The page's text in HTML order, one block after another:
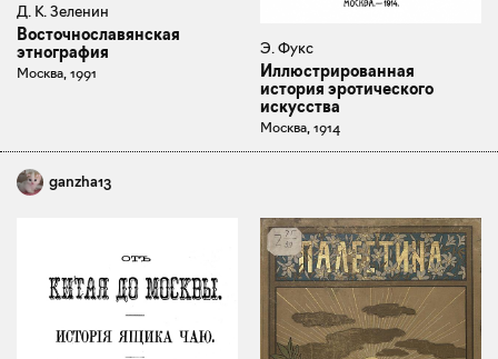
Д. К. Зеленин
Восточнославянская
этнография
Москва, 1991
Э. Фукс
Иллюстрированная
история эротического
искусства
Москва, 1914
ganzha13